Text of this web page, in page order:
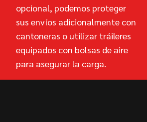
opcional, podemos proteger
sus envíos adicionalmente con
cantoneras o utilizar tráileres
equipados con bolsas de aire
para asegurar la carga.